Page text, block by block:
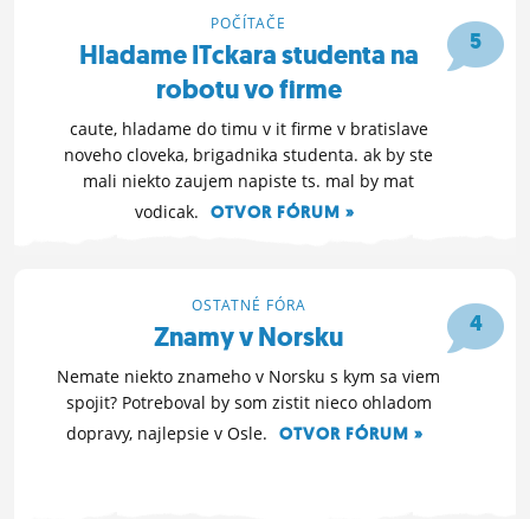
5
POČÍTAČE
Hladame ITckara studenta na
robotu vo firme
caute, hladame do timu v it firme v bratislave
noveho cloveka, brigadnika studenta. ak by ste
mali niekto zaujem napiste ts. mal by mat
vodicak.
OTVOR FÓRUM »
4
OSTATNÉ FÓRA
Znamy v Norsku
Nemate niekto znameho v Norsku s kym sa viem
spojit? Potreboval by som zistit nieco ohladom
dopravy, najlepsie v Osle.
OTVOR FÓRUM »